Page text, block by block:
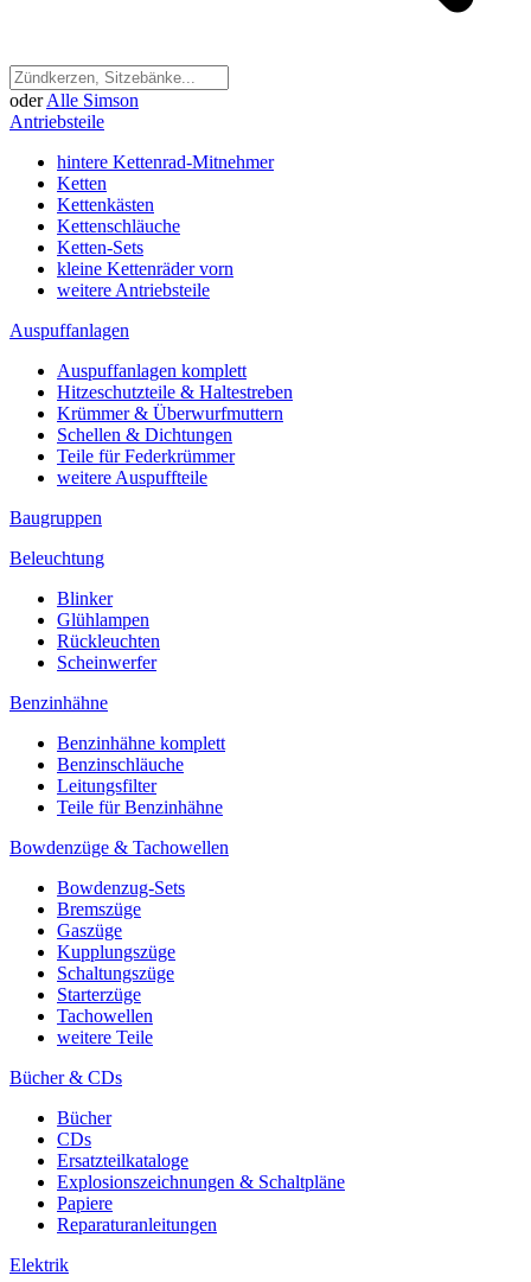
oder Alle Simson
Antriebsteile
hintere Kettenrad-Mitnehmer
Ketten
Kettenkästen
Kettenschläuche
Ketten-Sets
kleine Kettenräder vorn
weitere Antriebsteile
Auspuffanlagen
Auspuffanlagen komplett
Hitzeschutzteile & Haltestreben
Krümmer & Überwurfmuttern
Schellen & Dichtungen
Teile für Federkrümmer
weitere Auspuffteile
Baugruppen
Beleuchtung
Blinker
Glühlampen
Rückleuchten
Scheinwerfer
Benzinhähne
Benzinhähne komplett
Benzinschläuche
Leitungsfilter
Teile für Benzinhähne
Bowdenzüge & Tachowellen
Bowdenzug-Sets
Bremszüge
Gaszüge
Kupplungszüge
Schaltungszüge
Starterzüge
Tachowellen
weitere Teile
Bücher & CDs
Bücher
CDs
Ersatzteilkataloge
Explosionszeichnungen & Schaltpläne
Papiere
Reparaturanleitungen
Elektrik